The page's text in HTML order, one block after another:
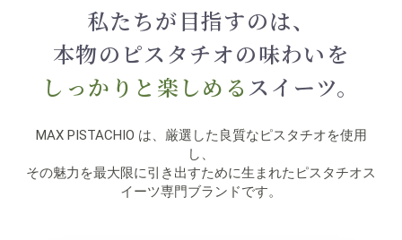
私たちが目指すのは、
本物のピスタチオの味わいを
しっかりと楽しめるスイーツ。
MAX PISTACHIO は、厳選した良質なピスタチオを使用
し、
その魅力を最大限に引き出すために生まれたピスタチオス
イーツ専門ブランドです。